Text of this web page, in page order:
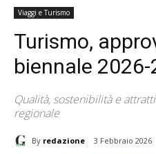
Viaggi e Turismo
Turismo,
biennale
Qualità, sostenibilità e
regionale
By redazione 3 Febbraio 2026